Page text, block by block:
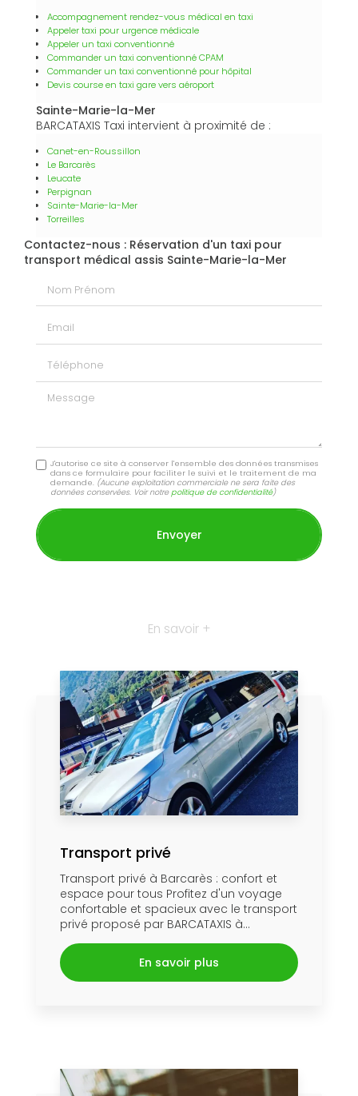
Accompagnement rendez-vous médical en taxi
Appeler taxi pour urgence médicale
Appeler un taxi conventionné
Commander un taxi conventionné CPAM
Commander un taxi conventionné pour hôpital
Devis course en taxi gare vers aéroport
Sainte-Marie-la-Mer
BARCATAXIS Taxi intervient à proximité de :
Canet-en-Roussillon
Le Barcarès
Leucate
Perpignan
Sainte-Marie-la-Mer
Torreilles
Contactez-nous : Réservation d'un taxi pour
transport médical assis Sainte-Marie-la-Mer
Message
J'autorise ce site à conserver l'ensemble des données transmises
dans ce formulaire pour faciliter le suivi et le traitement de ma
demande. (Aucune exploitation commerciale ne sera faite des
données conservées. Voir notrepolitique de confidentialité)
En savoir +
Transport privé
Transport privé à Barcarès : confort et
espace pour tous Profitez d'un voyage
confortable et spacieux avec le transport
privé proposé par BARCATAXIS à...
En savoir plus